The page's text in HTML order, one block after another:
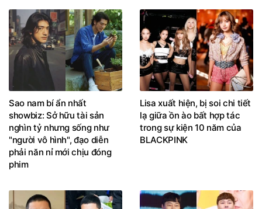
Sao nam bí ẩn nhất
showbiz: Sở hữu tài sản
nghìn tỷ nhưng sống như
"người vô hình", đạo diễn
phải năn nỉ mới chịu đóng
phim
Lisa xuất hiện, bị soi chi tiết
lạ giữa ồn ào bất hợp tác
trong sự kiện 10 năm của
BLACKPINK